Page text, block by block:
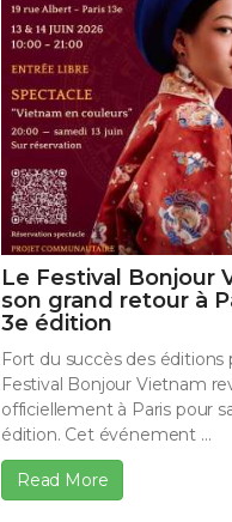
Le Festival Bonjour
son grand retour à
3e édition
Fort du succès des éditions
Festival Bonjour Vietnam
officiellement à Paris pour
édition. Cet événement ...
Read More